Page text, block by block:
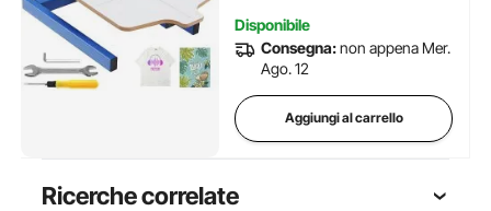
Disponibile
Consegna:non appena Mer.
Ago. 12
Aggiungi al carrello
Ricerche correlate